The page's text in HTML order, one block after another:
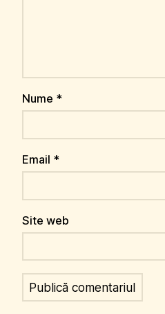
Nume *
Email *
Site web